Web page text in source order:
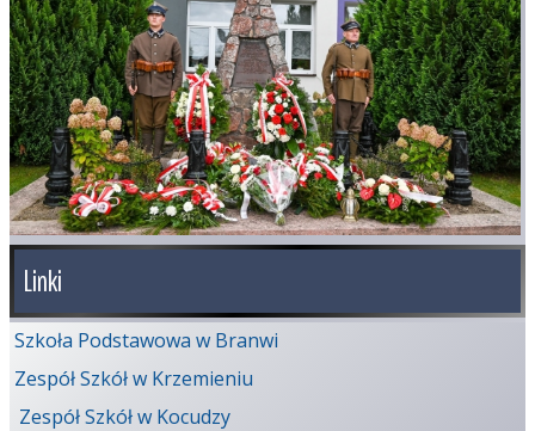
Linki
Szkoła Podstawowa w Branwi
Zespół Szkół w Krzemieniu
Zespół Szkół w Kocudzy